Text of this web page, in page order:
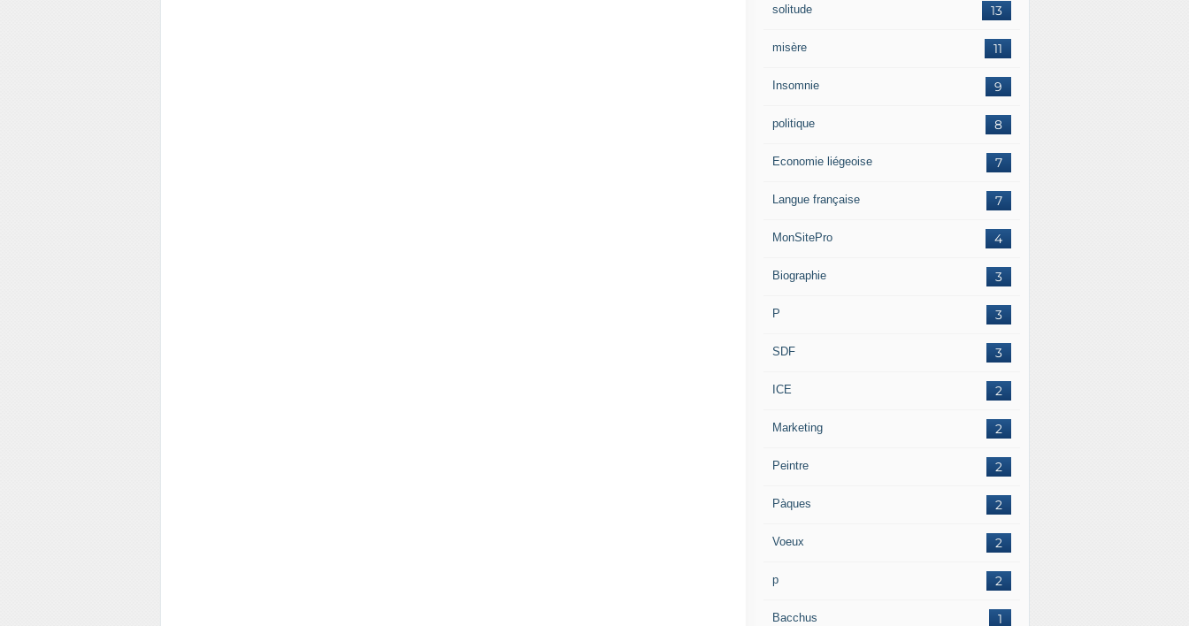
13
solitude
11
misère
9
Insomnie
8
politique
7
Economie liégeoise
7
Langue française
4
MonSitePro
3
Biographie
3
P
3
SDF
2
ICE
2
Marketing
2
Peintre
2
Pàques
2
Voeux
2
p
1
Bacchus